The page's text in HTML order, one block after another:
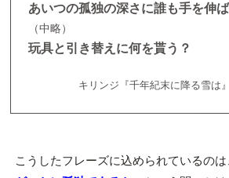
あいつの孤独の深さに誰も手を伸
（中略）
玩具と引き替えに何を貰う？
キリンジ『千年紀末に降る雪は
こうしたフレーズに込められているのは